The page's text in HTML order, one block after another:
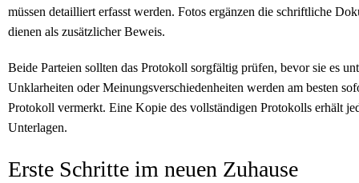
müssen detailliert erfasst werden. Fotos ergänzen die schriftliche
dienen als zusätzlicher Beweis.
Beide Parteien sollten das Protokoll sorgfältig prüfen, bevor sie es
Unklarheiten oder Meinungsverschiedenheiten werden am besten
Protokoll vermerkt. Eine Kopie des vollständigen Protokolls erhält
Unterlagen.
Erste Schritte im neuen Zuhause